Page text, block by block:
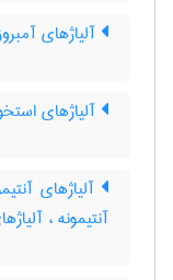
آلیاژهای
آلیاژهای
آلیاژهای
آنتیمونه ،